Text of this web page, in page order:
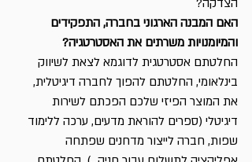
הצדקה?
האם המבנה הארגוני בחברה, התפקידים
והמיומנויות משרתים את האסטרטגיה?
החלטתם אסטרטגית לדוגמא לצאת לשיווק
בינלאומי, החלטתם להפוך לחברה דיגיטלית,
את המוצר הפיזי שלכם הפכתם לשירות
דיגיטלי (ספרים להוראת מדעים, ערכה ללימוד
שפות, חברה לייצור מדחנים שפתחה